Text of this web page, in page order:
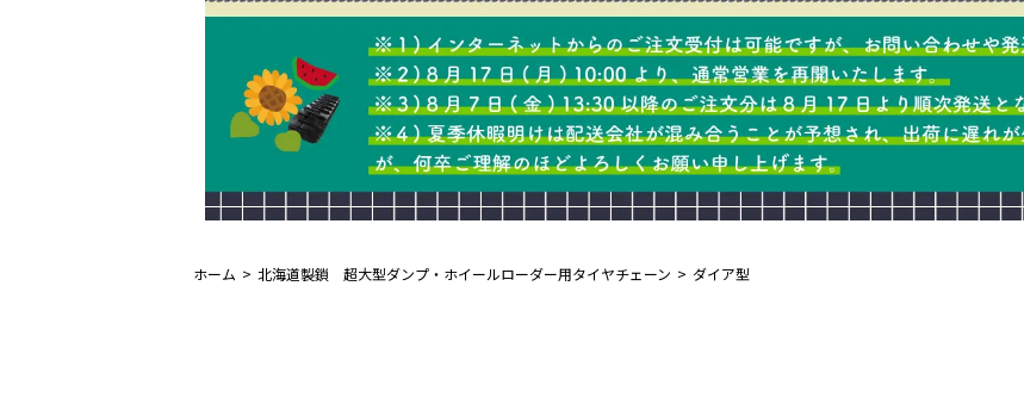
ホーム 北海道製鎖 超大型ダンプ・ホイールローダー用タイヤチェーン ダイア型